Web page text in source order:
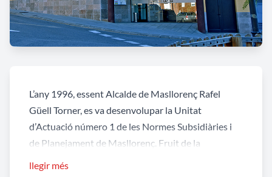
L’any 1996, essent Alcalde de Masllorenç Rafel
Güell Torner, es va desenvolupar la Unitat
d’Actuació número 1 de les Normes Subsidiàries i
de Planejament de Masllorenç. Fruit de la
llegir més